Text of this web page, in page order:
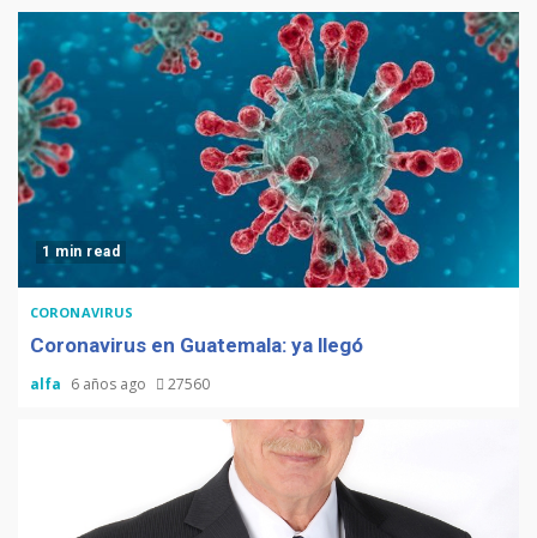
1 min read
CORONAVIRUS
Coronavirus en Guatemala: ya llegó
alfa 6 años ago 27560